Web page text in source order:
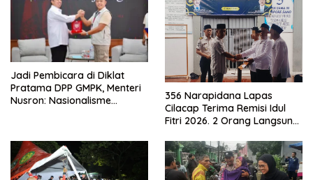
Jadi Pembicara di Diklat
Pratama DPP GMPK, Menteri
Nusron: Nasionalisme
356 Narapidana Lapas
Cilacap Terima Remisi Idul
Fitri 2026. 2 Orang Langsung